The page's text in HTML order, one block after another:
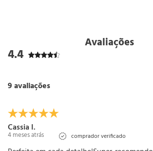
Avaliações
4.4
9 avaliações
Cassia I.
4 meses atrás comprador verificado